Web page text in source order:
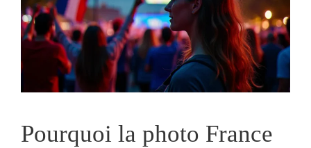
Pourquoi la photo France